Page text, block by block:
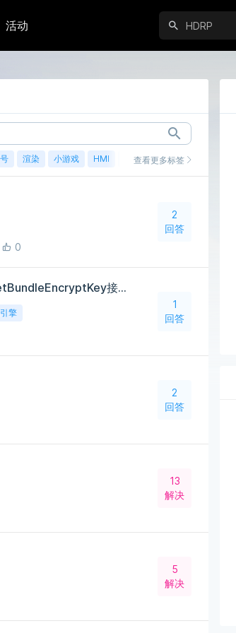
活动
渲染 小游戏 HMI 鸿蒙查看更多标签
0
2
回答
2021.2.5f1c303(团结backport)没有SetAssetBundleEncryptKey接口
擎
1
回答
2
回答
13
解决
5
解决